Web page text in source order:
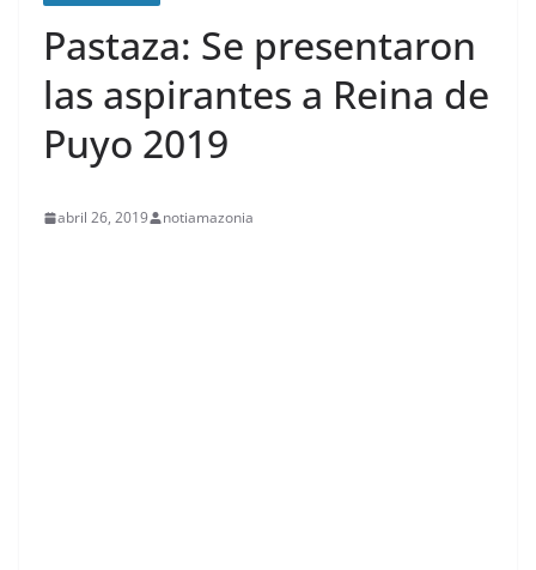
Pastaza: Se presentaron
las aspirantes a Reina de
Puyo 2019
abril 26, 2019 notiamazonia